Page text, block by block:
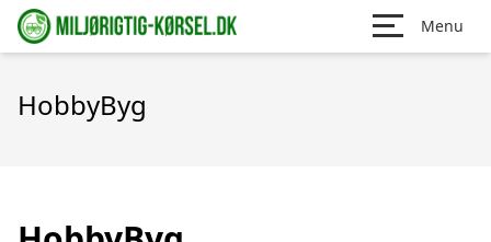
Menu
HobbyByg